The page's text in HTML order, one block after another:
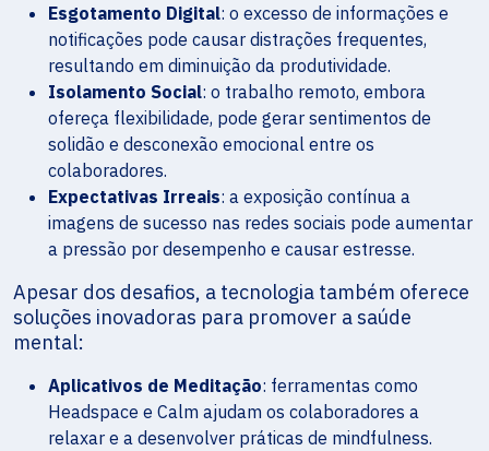
Esgotamento Digital: o excesso de informações e
notificações pode causar distrações frequentes,
resultando em diminuição da produtividade.
Isolamento Social: o trabalho remoto, embora
ofereça flexibilidade, pode gerar sentimentos de
solidão e desconexão emocional entre os
colaboradores.
Expectativas Irreais: a exposição contínua a
imagens de sucesso nas redes sociais pode aumentar
a pressão por desempenho e causar estresse.
Apesar dos desafios, a tecnologia também oferece
soluções inovadoras para promover a saúde
mental:
Aplicativos de Meditação: ferramentas como
Headspace e Calm ajudam os colaboradores a
relaxar e a desenvolver práticas de mindfulness.